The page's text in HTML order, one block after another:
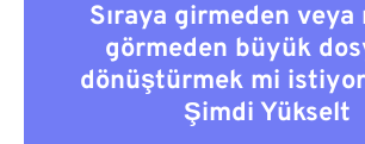
Sıraya girmeden veya
görmeden büyük
dönüştürmek mi
Şimdi Yükselt